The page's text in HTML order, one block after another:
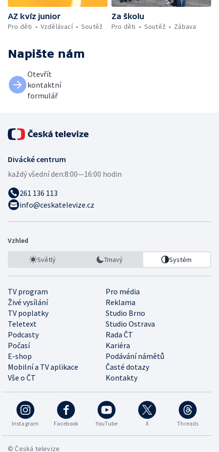
AZ kvíz junior
Pro děti
Vzdělávací Soutěž
Za školu
Pro děti
Soutěž Zábava
Napište nám
Otevřít
kontaktní
formulář
Divácké centrum
každý všední den:8:00—16:00 hodin
261 136 113
info@ceskatelevize.cz
Vzhled
Světlý Tmavý Systém
TV program
Pro média
Živé vysílání
Reklama
TV poplatky
Studio Brno
Teletext
Studio Ostrava
Podcasty
Rada ČT
Počasí
Kariéra
E-shop
Podávání námětů
Mobilní a TV aplikace
Časté dotazy
Vše o ČT
Kontakty
Instagram Facebook YouTube X Threads
© Česká televize